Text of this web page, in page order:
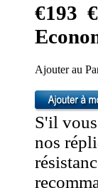
€193
Ajouter au
S'il
nos